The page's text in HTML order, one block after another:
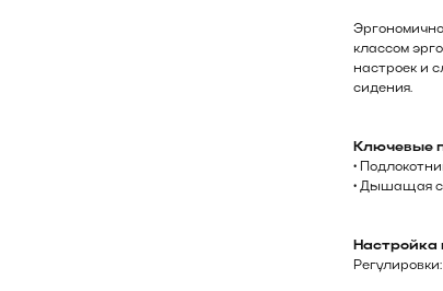
классом
настроек и
сидения.
Ключевые
•
• Дышащая
Настройка